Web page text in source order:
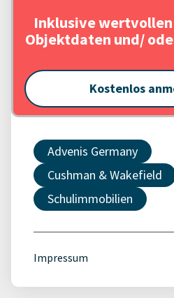
Inklusive
Objektdaten und/
Kostenlos
Advenis Germany
Cushman & Wakefield
Schulimmobilien
Impressum